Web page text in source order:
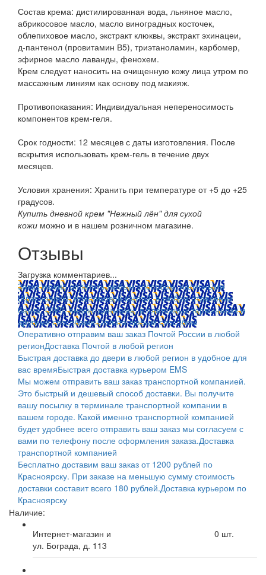
Состав крема: дистилированная вода, льняное масло,
абрикосовое масло, масло виноградных косточек,
облепиховое масло, экстракт клюквы, экстракт эхинацеи,
д-пантенол (провитамин В5), триэтаноламин, карбомер,
эфирное масло лаванды, фенохем.
Крем следует наносить на очищенную кожу лица утром по
массажным линиям как основу под макияж.
Противопоказания: Индивидуальная непереносимость
компонентов крем-геля.
Срок годности: 12 месяцев с даты изготовления. После
вскрытия использовать крем-гель в течение двух
месяцев.
Условия хранения: Хранить при температуре от +5 до +25
градусов.
Купить дневной крем "Нежный лён" для сухой
кожи можно и в нашем розничном магазине.
Отзывы
Загрузка комментариев...
Заказ можно оплатить любым способом: наличными
(Красноярск); пластиковой картой; в любом отделении
банка; QIWI, яндекс.деньгами; в платежных терминалах и
другими способами.Оплата любым способом
Оперативно отправим ваш заказ Почтой России в любой
регионДоставка Почтой в любой регион
Быстрая доставка до двери в любой регион в удобное для
вас времяБыстрая доставка курьером EMS
Мы можем отправить ваш заказ транспортной компанией.
Это быстрый и дешевый способ доставки. Вы получите
вашу посылку в терминале транспортной компании в
вашем городе. Какой именно транспортной компанией
будет удобнее всего отправить ваш заказ мы согласуем с
вами по телефону после оформления заказа.Доставка
транспортной компанией
Бесплатно доставим ваш заказ от 1200 рублей по
Красноярску. При заказе на меньшую сумму стоимость
доставки составит всего 180 рублей.Доставка курьером по
Красноярску
Наличие:
Интернет-магазин и
ул. Бограда, д. 113
0 шт.